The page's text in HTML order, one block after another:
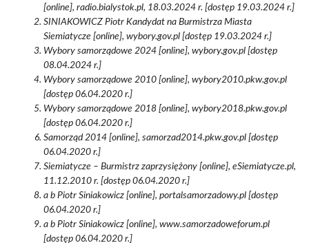
[online], radio.bialystok.pl, 18.03.2024 r. [dostęp 19.03.2024 r.]
SINIAKOWICZ Piotr Kandydat na Burmistrza Miasta
Siemiatycze [online], wybory.gov.pl [dostęp 19.03.2024 r.]
Wybory samorządowe 2024 [online], wybory.gov.pl [dostęp
08.04.2024 r.]
Wybory samorządowe 2010 [online], wybory2010.pkw.gov.pl
[dostęp 06.04.2020 r.]
Wybory samorządowe 2018 [online], wybory2018.pkw.gov.pl
[dostęp 06.04.2020 r.]
Samorząd 2014 [online], samorzad2014.pkw.gov.pl [dostęp
06.04.2020 r.]
Siemiatycze – Burmistrz zaprzysiężony [online], eSiemiatycze.pl,
11.12.2010 r. [dostęp 06.04.2020 r.]
a b Piotr Siniakowicz [online], portalsamorzadowy.pl [dostęp
06.04.2020 r.]
a b Piotr Siniakowicz [online], www.samorzadoweforum.pl
[dostęp 06.04.2020 r.]